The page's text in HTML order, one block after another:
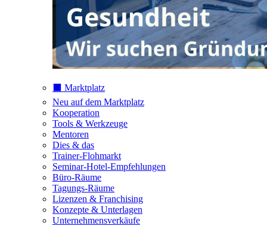
⬛️ Marktplatz
Neu auf dem Marktplatz
Kooperation
Tools & Werkzeuge
Mentoren
Dies & das
Trainer-Flohmarkt
Seminar-Hotel-Empfehlungen
Büro-Räume
Tagungs-Räume
Lizenzen & Franchising
Konzepte & Unterlagen
Unternehmensverkäufe